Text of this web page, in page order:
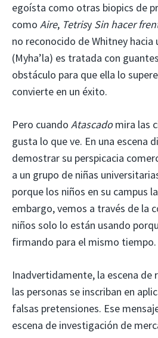
egoísta como otras biopics de
como Aire, Tetrisy Sin hacer
no reconocido de Whitney hacia
(Myha’la) es tratada con
obstáculo para que ella lo
convierte en un éxito.
Pero cuando Atascadomira las
gusta lo que ve. En una escena
demostrar su perspicacia
a un grupo de niñas
porque los niños en su campus
embargo, vemos a través de la
niños solo lo están usando
firmando para el mismo tiempo.
Inadvertidamente, la escena de
las personas se inscriban en
falsas pretensiones. Ese
escena de investigación de